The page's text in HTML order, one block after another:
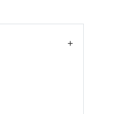
+